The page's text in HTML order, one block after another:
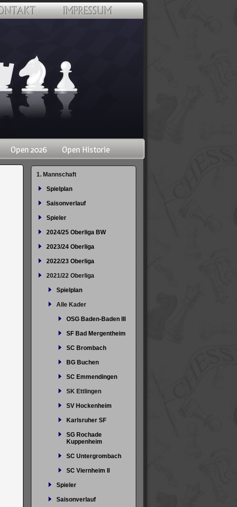
Open 2026 Open Historie
Navigation
1. Mannschaft
Spielplan
Saisonverlauf
Spieler
2024/25 Oberliga BW
2023/24 Oberliga
2022/23 Oberliga
2021/22 Oberliga
Spielplan
Alle Kader
OSG Baden-Baden III
SF Bad Mergentheim
SC Brombach
BG Buchen
SC Emmendingen
SK Ettlingen
SV Hockenheim
Karlsruher SF
SG Rochade
Kuppenheim
SC Untergrombach
SC Viernheim II
Spieler
Saisonverlauf